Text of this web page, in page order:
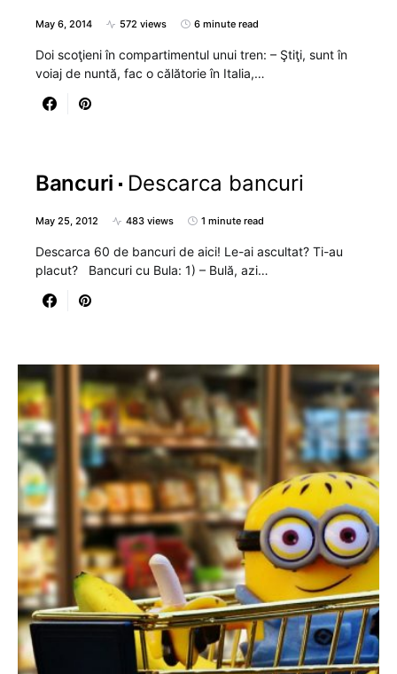
May 6, 2014 572 views 6 minute read
Doi scoţieni în compartimentul unui tren: – Ştiţi, sunt în
voiaj de nuntă, fac o călătorie în Italia,…
Bancuri Descarca bancuri
May 25, 2012 483 views 1 minute read
Descarca 60 de bancuri de aici! Le-ai ascultat? Ti-au
placut? Bancuri cu Bula: 1) – Bulă, azi…